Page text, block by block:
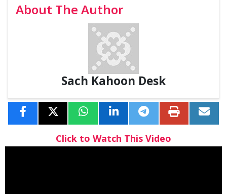
About The Author
Sach Kahoon Desk
Click to Watch This Video